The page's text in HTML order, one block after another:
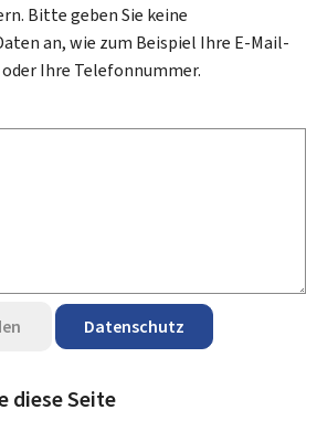
Bitte geben Sie keine
an, wie zum Beispiel Ihre E-Mail-
Ihre Telefonnummer.
Datenschutz
diese Seite